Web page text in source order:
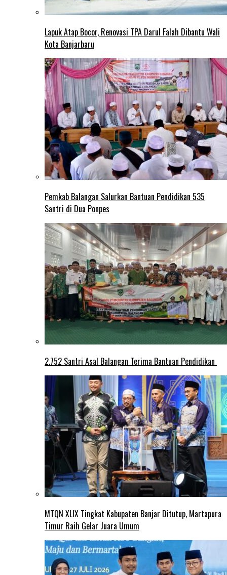
Lapuk Atap Bocor, Renovasi TPA Darul Falah Dibantu Wali
Kota Banjarbaru
Pemkab Balangan Salurkan Bantuan Pendidikan 535
Santri di Dua Ponpes
2.752 Santri Asal Balangan Terima Bantuan Pendidikan
MTQN XLIX Tingkat Kabupaten Banjar Ditutup, Martapura
Timur Raih Gelar Juara Umum